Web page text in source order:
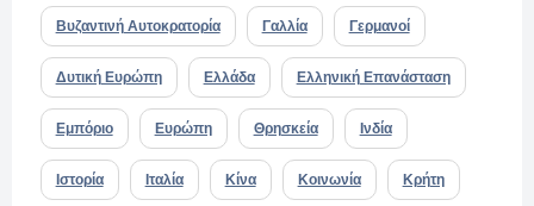
Βυζαντινή Αυτοκρατορία Γαλλία Γερμανοί
Δυτική Ευρώπη Ελλάδα Ελληνική Επανάσταση
Εμπόριο Ευρώπη Θρησκεία Ινδία
Ιστορία Ιταλία Κίνα Κοινωνία Κρήτη